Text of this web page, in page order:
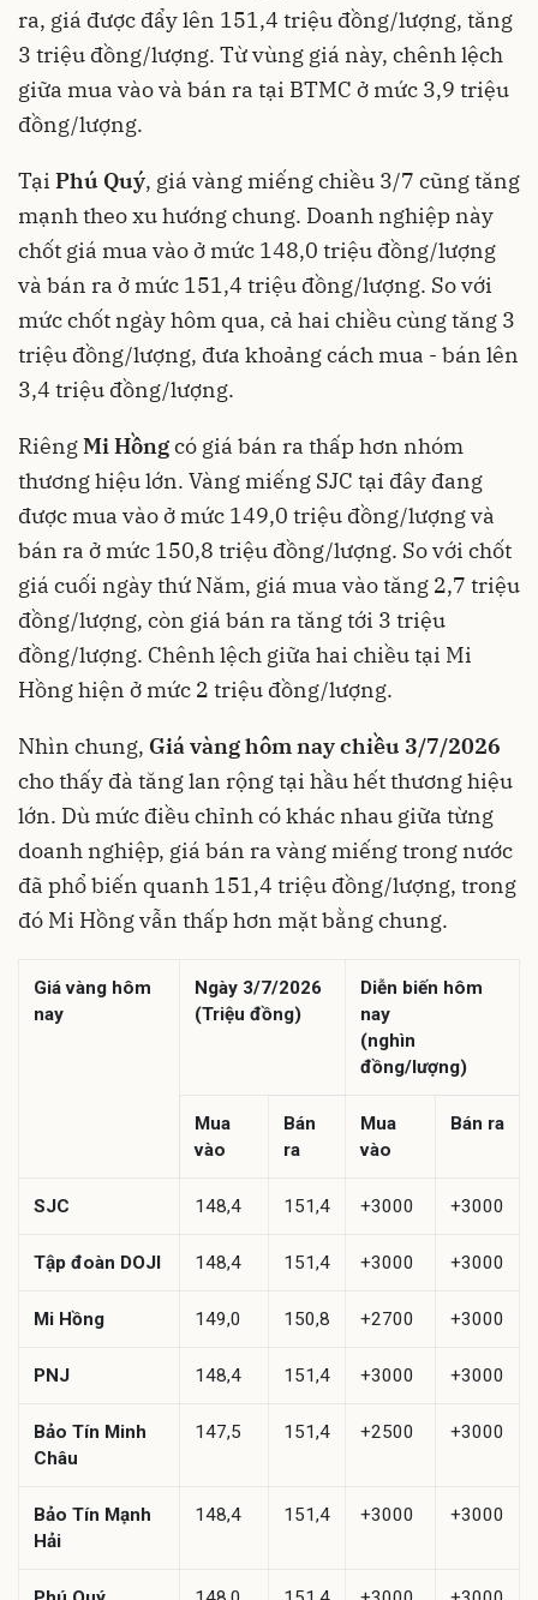
ra, giá được đẩy lên 151,4 triệu đồng/lượng, tăng
3 triệu đồng/lượng. Từ vùng giá này, chênh lệch
giữa mua vào và bán ra tại BTMC ở mức 3,9 triệu
đồng/lượng.
Tại Phú Quý, giá vàng miếng chiều 3/7 cũng tăng
mạnh theo xu hướng chung. Doanh nghiệp này
chốt giá mua vào ở mức 148,0 triệu đồng/lượng
và bán ra ở mức 151,4 triệu đồng/lượng. So với
mức chốt ngày hôm qua, cả hai chiều cùng tăng 3
triệu đồng/lượng, đưa khoảng cách mua - bán lên
3,4 triệu đồng/lượng.
RiêngMi Hồngcó giá bán ra thấp hơn nhóm
thương hiệu lớn. Vàng miếng SJC tại đây đang
được mua vào ở mức 149,0 triệu đồng/lượng và
bán ra ở mức 150,8 triệu đồng/lượng. So với chốt
giá cuối ngày thứ Năm, giá mua vào tăng 2,7 triệu
đồng/lượng, còn giá bán ra tăng tới 3 triệu
đồng/lượng. Chênh lệch giữa hai chiều tại Mi
Hồng hiện ở mức 2 triệu đồng/lượng.
Nhìn chung, Giá vàng hôm nay chiều 3/7/2026
cho thấy đà tăng lan rộng tại hầu hết thương hiệu
lớn. Dù mức điều chỉnh có khác nhau giữa từng
doanh nghiệp, giá bán ra vàng miếng trong nước
đã phổ biến quanh 151,4 triệu đồng/lượng, trong
đó Mi Hồng vẫn thấp hơn mặt bằng chung.
Giá vàng hôm
nay
Ngày 3/7/2026
(Triệu đồng)
Diễn biến hôm
nay
(nghìn
đồng/lượng)
Mua
vào
Bán
ra
Mua
vào
Bán ra
SJC 148,4 151,4 +3000 +3000
Tập đoàn DOJI 148,4 151,4 +3000 +3000
Mi Hồng 149,0 150,8 +2700 +3000
PNJ 148,4 151,4 +3000 +3000
Bảo Tín Minh
Châu
147,5 151,4 +2500 +3000
Bảo Tín Mạnh
Hải
148,4 151,4 +3000 +3000